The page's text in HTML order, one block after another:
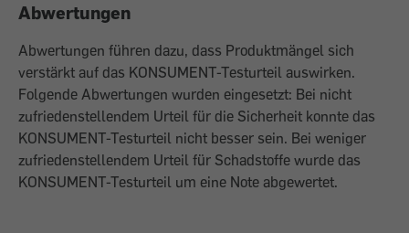
Abwertungen
Abwertungen führen dazu, dass Produktmängel sich
verstärkt auf das KONSUMENT-Testurteil auswirken.
Folgende Abwertungen wurden eingesetzt: Bei nicht
zufriedenstellendem Urteil für die Sicherheit konnte das
KONSUMENT-Testurteil nicht besser sein. Bei weniger
zufriedenstellendem Urteil für Schadstoffe wurde das
KONSUMENT-Testurteil um eine Note abgewertet.